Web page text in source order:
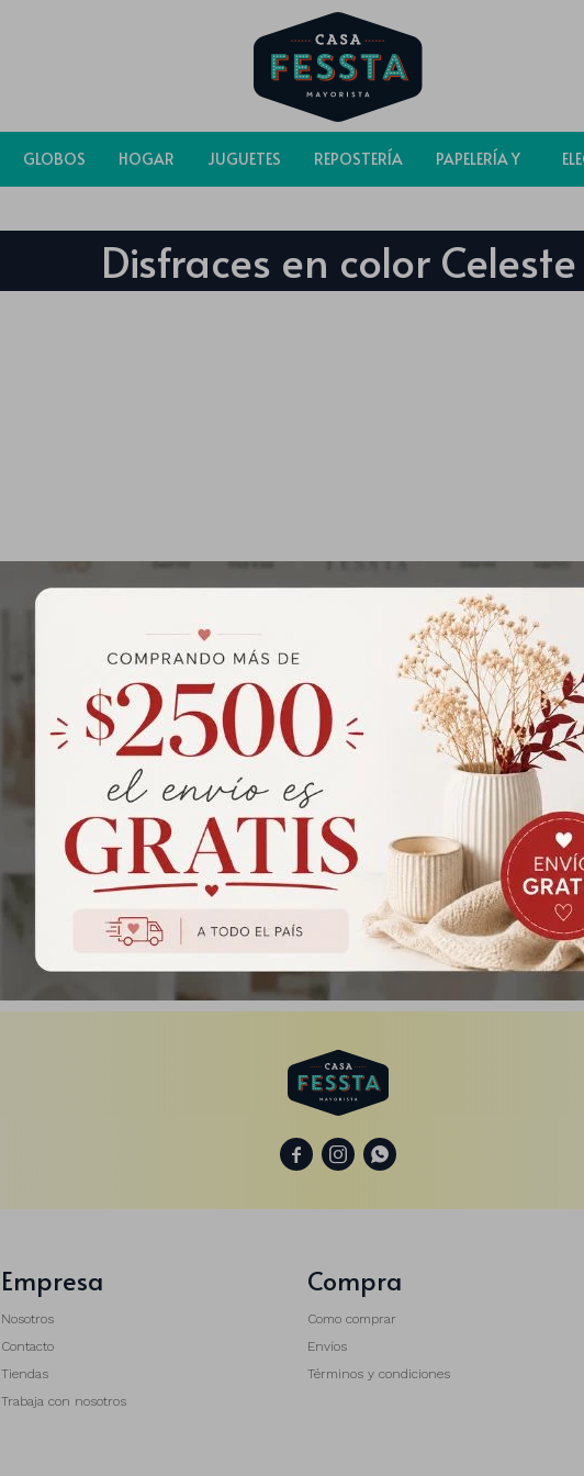
GLOBOS HOGAR JUGUETES REPOSTERÍA PAPELERÍA Y
Disfraces en color Celeste
  
Empresa
Nosotros
Contacto
Tiendas
Trabaja con nosotros
Compra
Como comprar
Envíos
Términos y condiciones